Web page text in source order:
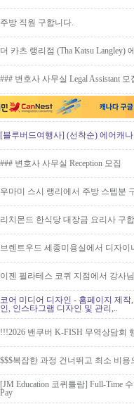
주방 직원 구합니다.
더 카츠 랭리점 (Tha Katsu Langley)
### 변호사 사무실 Legal Assistant 모
[블루버드여행사] (선착순) 에어캐
### 변호사 사무실 Reception 모집
우마미 스시 랭리에서 주방 스텝분
리치몬드 한식당 대장금 요리사 구
브렌트우드 세종미용실에서 디자이
이젠 필라테스 코퀴 지점에서 강사
코어 미디어 디자인 - 홈페이지 제
인, 인스타그램 디자인 및 관리,..
!!!2026 밴쿠버 K-FISH 무역상담회
$$$복잡한 과정 건너뛰고 최소 비
[JM Education 코퀴틀람] Full-Time
Pay